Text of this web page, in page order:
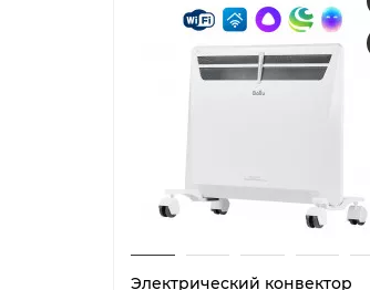
Электрический конвектор